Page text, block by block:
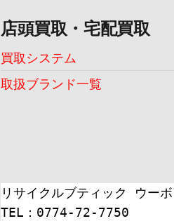
ー
シ
ョ
ン
店頭買取・宅配買取
買取システム
取扱ブランド一覧
リサイクルブティック ウーボ
TEL：0774-72-7750